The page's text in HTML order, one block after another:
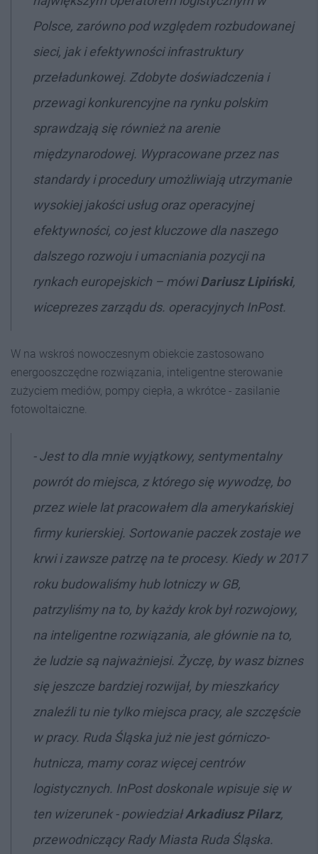
Polsce, zarówno pod względem rozbudowanej
sieci, jak i efektywności infrastruktury
przeładunkowej. Zdobyte doświadczenia i
przewagi konkurencyjne na rynku polskim
sprawdzają się również na arenie
międzynarodowej. Wypracowane przez nas
standardy i procedury umożliwiają utrzymanie
wysokiej jakości usług oraz operacyjnej
efektywności, co jest kluczowe dla naszego
dalszego rozwoju i umacniania pozycji na
rynkach europejskich – mówiDariusz Lipiński,
wiceprezes zarządu ds. operacyjnych InPost.
W na wskroś nowoczesnym obiekcie zastosowano
energooszczędne rozwiązania, inteligentne sterowanie
zużyciem mediów, pompy ciepła, a wkrótce - zasilanie
fotowoltaiczne.
- Jest to dla mnie wyjątkowy, sentymentalny
powrót do miejsca, z którego się wywodzę, bo
przez wiele lat pracowałem dla amerykańskiej
firmy kurierskiej. Sortowanie paczek zostaje we
krwi i zawsze patrzę na te procesy. Kiedy w 2017
roku budowaliśmy hub lotniczy w GB,
patrzyliśmy na to, by każdy krok był rozwojowy,
na inteligentne rozwiązania, ale głównie na to,
że ludzie są najważniejsi. Życzę, by wasz biznes
się jeszcze bardziej rozwijał, by mieszkańcy
znaleźli tu nie tylko miejsca pracy, ale szczęście
w pracy. Ruda Śląska już nie jest górniczo-
hutnicza, mamy coraz więcej centrów
logistycznych. InPost doskonale wpisuje się w
ten wizerunek - powiedziałArkadiusz Pilarz,
przewodniczący Rady Miasta Ruda Śląska.